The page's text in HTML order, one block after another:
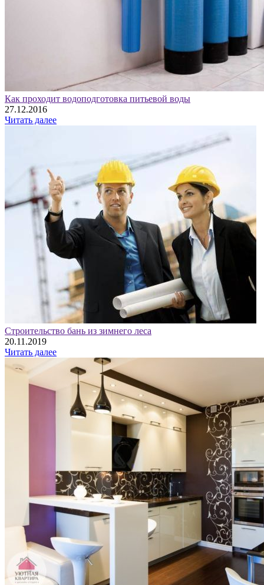
Как проходит водоподготовка питьевой воды
27.12.2016
Читать далее
Строительство бань из зимнего леса
20.11.2019
Читать далее